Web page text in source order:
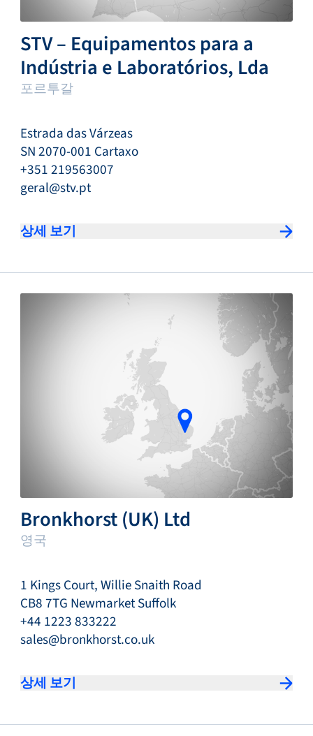
STV – Equipamentos para a
Indústria e Laboratórios, Lda
포르투갈
Estrada das Várzeas
SN 2070-001 Cartaxo
+351 219563007
geral@stv.pt
상세 보기
Bronkhorst (UK) Ltd
영국
1 Kings Court, Willie Snaith Road
CB8 7TG Newmarket Suffolk
+44 1223 833222
sales@bronkhorst.co.uk
상세 보기